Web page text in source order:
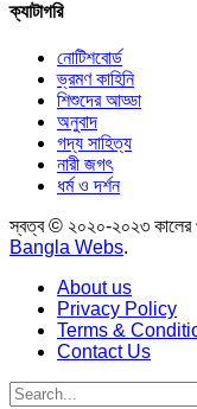
ক্যাটাগরি
নোটিশবোর্ড
ভ্রমণ কাহিনি
শিশুদের আড্ডা
অনুবাদ
গদ্য সাহিত্য
নারী জগৎ
ধর্ম ও দর্শন
স্বত্ব © ২০২০-২০২৩ কালের
Bangla Webs.
About us
Privacy Policy
Terms &
Contact Us